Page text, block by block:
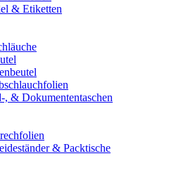
& Etiketten
, & Dokumententaschen
& Packtische